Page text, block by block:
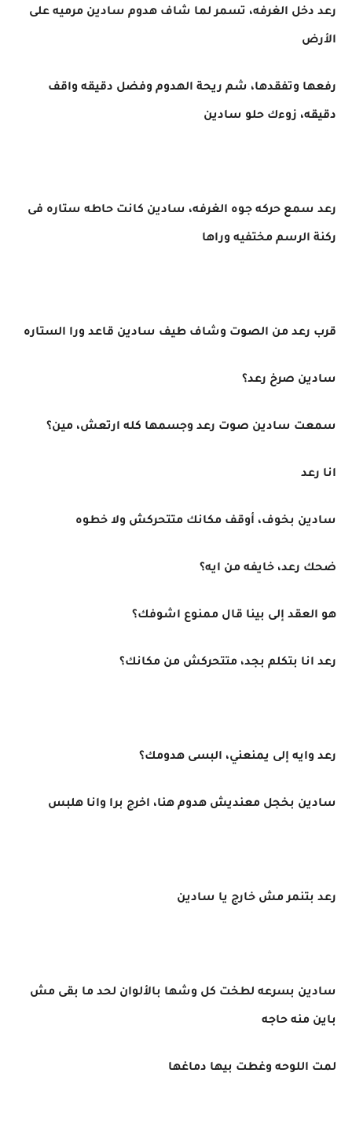
رعد دخل الغرفه، تسمر لما شاف هدوم سادين مرميه على
الأرض
رفعها وتفقدها، شم ريحة الهدوم وفضل دقيقه واقف
دقيقه، زوءك حلو سادين
رعد سمع حركه جوه الغرفه، سادين كانت حاطه ستاره فى
ركنة الرسم مختفيه وراها
قرب رعد من الصوت وشاف طيف سادين قاعد ورا الستاره
سادين صرخ رعد؟
سمعت سادين صوت رعد وجسمها كله ارتعش، مين؟
انا رعد
سادين بخوف، أوقف مكانك متتحركش ولا خطوه
ضحك رعد، خايفه من ايه؟
هو العقد إلى بينا قال ممنوع اشوفك؟
رعد انا بتكلم بجد، متتحركش من مكانك؟
رعد وايه إلى يمنعني، البسى هدومك؟
سادين بخجل معنديش هدوم هنا، اخرج برا وانا هلبس
رعد بتنمر مش خارج يا سادين
سادين بسرعه لطخت كل وشها بالألوان لحد ما بقى مش
باين منه حاجه
لمت اللوحه وغطت بيها دماغها